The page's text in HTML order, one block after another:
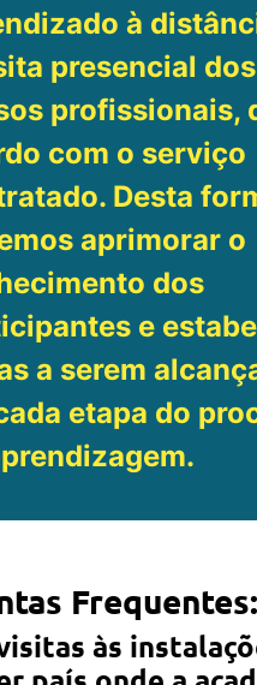
à
presencial dos
profissionais,
com o serviço
Desta
aprimorar o
dos
e
a serem
etapa do
Frequentes:
às